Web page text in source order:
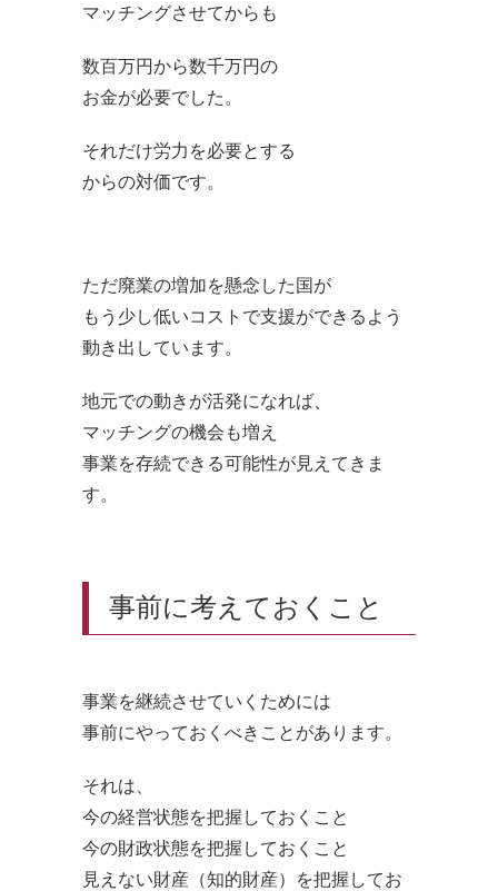
マッチングさせてからも
数百万円から数千万円の
お金が必要でした。
それだけ労力を必要とする
からの対価です。
ただ廃業の増加を懸念した国が
もう少し低いコストで支援ができるよう
動き出しています。
地元での動きが活発になれば、
マッチングの機会も増え
事業を存続できる可能性が見えてきま
す。
事前に考えておくこと
事業を継続させていくためには
事前にやっておくべきことがあります。
それは、
今の経営状態を把握しておくこと
今の財政状態を把握しておくこと
見えない財産（知的財産）を把握してお